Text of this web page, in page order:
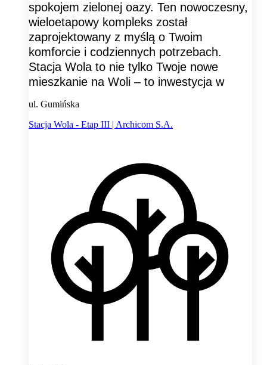
spokojem zielonej oazy. Ten nowoczesny,
wieloetapowy kompleks został
zaprojektowany z myślą o Twoim
komforcie i codziennych potrzebach.
Stacja Wola to nie tylko Twoje nowe
mieszkanie na Woli – to inwestycja w
ul. Gumińska
Stacja Wola - Etap III | Archicom S.A.